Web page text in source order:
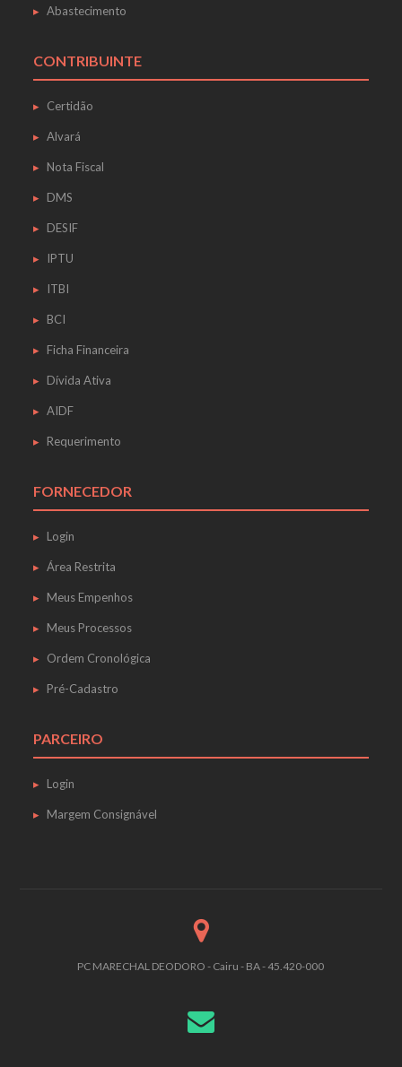
Abastecimento
CONTRIBUINTE
Certidão
Alvará
Nota Fiscal
DMS
DESIF
IPTU
ITBI
BCI
Ficha Financeira
Dívida Ativa
AIDF
Requerimento
FORNECEDOR
Login
Área Restrita
Meus Empenhos
Meus Processos
Ordem Cronológica
Pré-Cadastro
PARCEIRO
Login
Margem Consignável
PC MARECHAL DEODORO - Cairu - BA - 45.420-000